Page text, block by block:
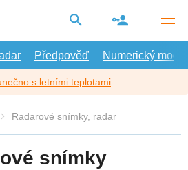
Předpověď Numerický model
s letními teplotami
Radarové snímky, radar
snímky